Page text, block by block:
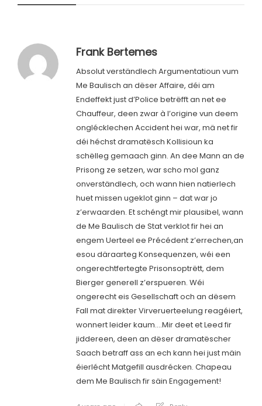
Frank Bertemes
Absolut verständlech Argumentatioun vum
Me Baulisch an dëser Affaire, déi am
Endeffekt just d’Police betrëfft an net ee
Chauffeur, deen zwar à l’origine vun deem
onglécklechen Accident hei war, mä net fir
déi héchst dramatësch Kollisioun ka
schëlleg gemaach ginn. An dee Mann an de
Prisong ze setzen, war scho mol ganz
onverständlech, och wann hien natierlech
huet missen ugeklot ginn – dat war jo
z’erwaarden. Et schéngt mir plausibel, wann
de Me Baulisch de Stat verklot fir hei an
engem Uerteel ee Précédent z’errechen,an
esou däraarteg Konsequenzen, wéi een
ongerechtfertegte Prisonsoptrëtt, dem
Bierger generell z’erspueren. Wéi
ongerecht eis Gesellschaft och an dësem
Fall mat direkter Virveruerteelung reagéiert,
wonnert leider kaum….Mir deet et Leed fir
jiddereen, deen an dëser dramatëscher
Saach betraff ass an ech kann hei just mäin
éierlécht Matgefill ausdrécken. Chapeau
dem Me Baulisch fir säin Engagement!